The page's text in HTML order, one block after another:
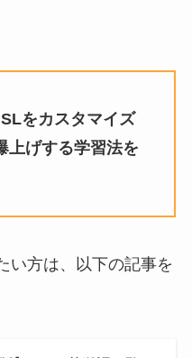
をカスタマイズ
上げする学習法を
い方は、以下の記事を